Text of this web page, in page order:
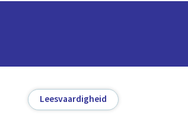
Leesvaardigheid